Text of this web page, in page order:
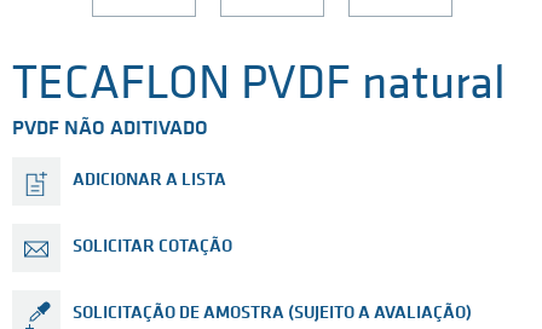
TECAFLON PVDF natural
PVDF NÃO ADITIVADO
ADICIONAR A LISTA
SOLICITAR COTAÇÃO
SOLICITAÇÃO DE AMOSTRA (SUJEITO A AVALIAÇÃO)